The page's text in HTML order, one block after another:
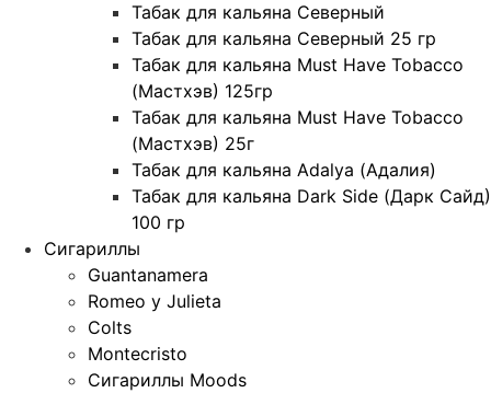
Табак для кальяна Северный
Табак для кальяна Северный 25 гр
Табак для кальяна Must Have Tobacco
(Мастхэв) 125гр
Табак для кальяна Must Have Tobacco
(Мастхэв) 25г
Табак для кальяна Adalya (Адалия)
Табак для кальяна Dark Side (Дарк Сайд)
100 гр
Сигариллы
Guantanamera
Romeo y Julieta
Colts
Montecristo
Сигариллы Moods